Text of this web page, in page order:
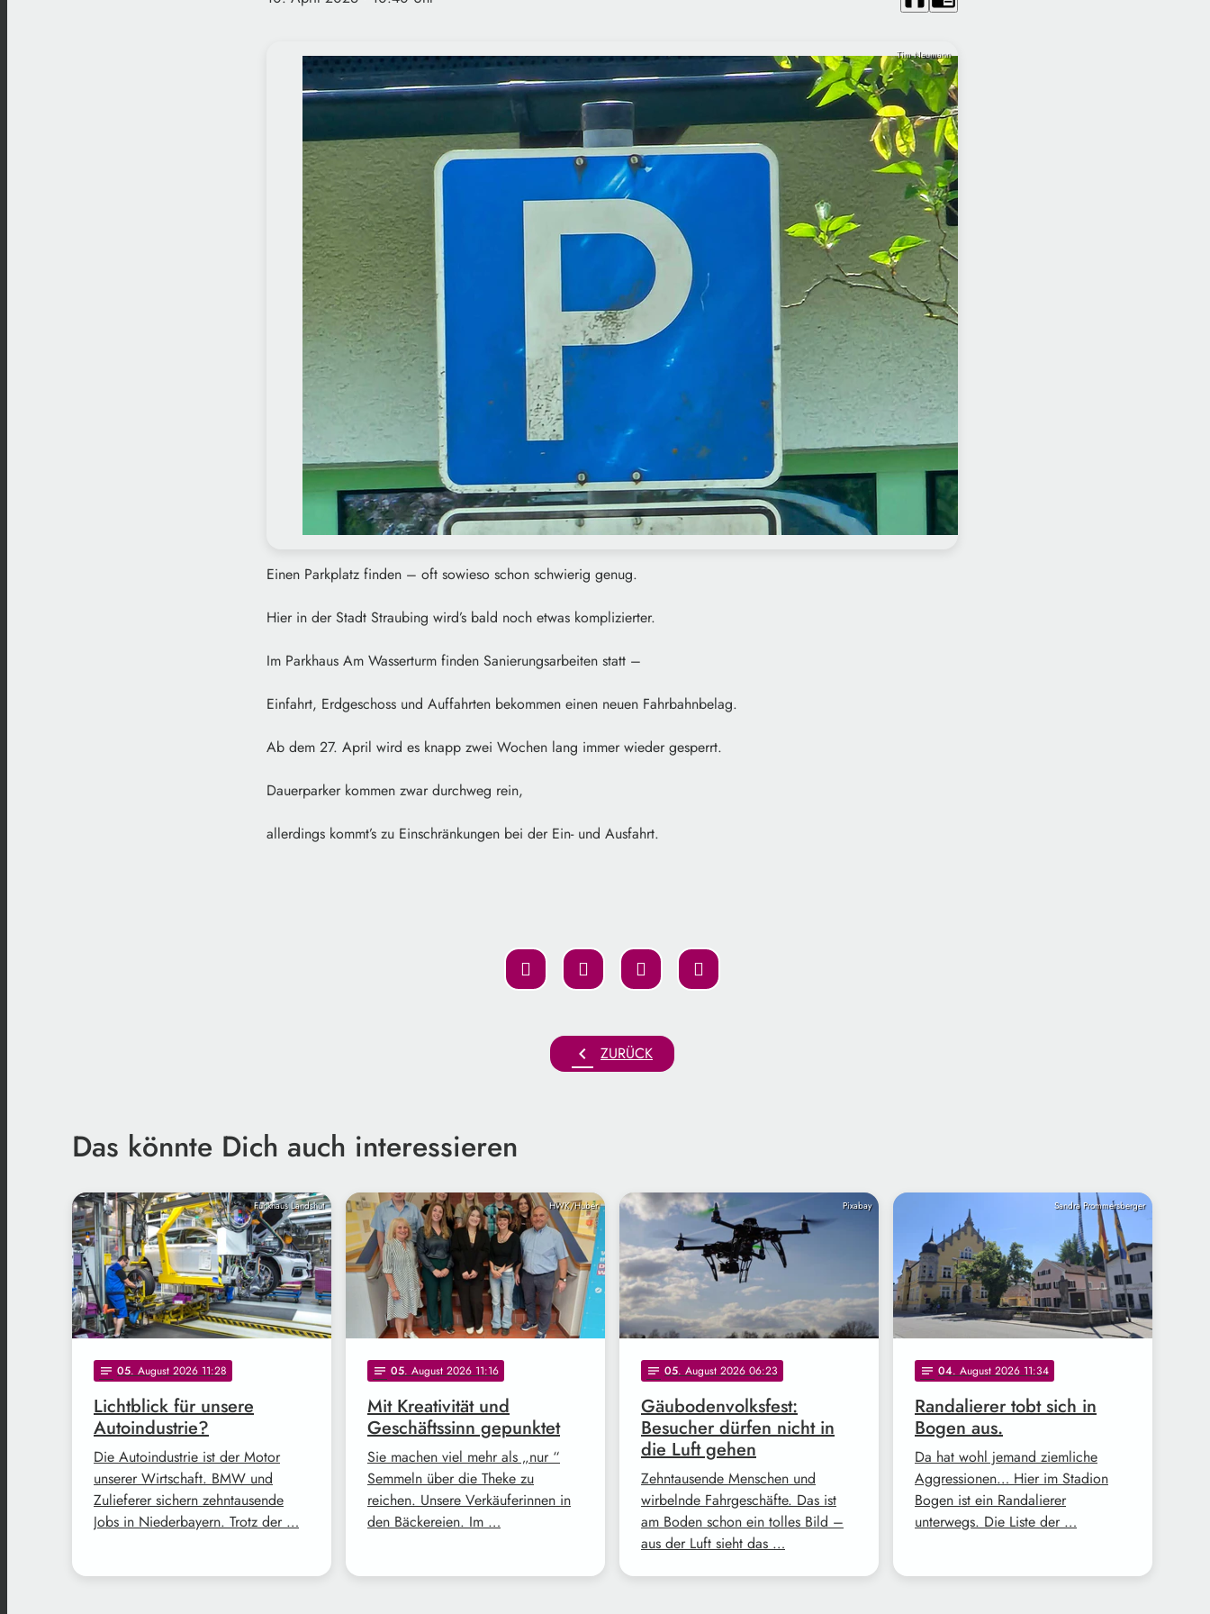
Tim Neumann
Einen Parkplatz finden – oft sowieso schon schwierig genug.
Hier in der Stadt Straubing wird’s bald noch etwas komplizierter.
Im Parkhaus Am Wasserturm finden Sanierungsarbeiten statt –
Einfahrt, Erdgeschoss und Auffahrten bekommen einen neuen Fahrbahnbelag.
Ab dem 27. April wird es knapp zwei Wochen lang immer wieder gesperrt.
Dauerparker kommen zwar durchweg rein,
allerdings kommt’s zu Einschränkungen bei der Ein- und Ausfahrt.
chevron_left ZURÜCK
Das könnte Dich auch interessieren
Funkhaus Landshut
notes 05. August 2026 11:28
Lichtblick für unsere
Autoindustrie?
Die Autoindustrie ist der Motor
unserer Wirtschaft. BMW und
Zulieferer sichern zehntausende
Jobs in Niederbayern. Trotz der …
HWK/Huber
notes 05. August 2026 11:16
Mit Kreativität und
Geschäftssinn gepunktet
Sie machen viel mehr als „nur “
Semmeln über die Theke zu
reichen. Unsere Verkäuferinnen in
den Bäckereien. Im …
Pixabay
notes 05. August 2026 06:23
Gäubodenvolksfest:
Besucher dürfen nicht in
die Luft gehen
Zehntausende Menschen und
wirbelnde Fahrgeschäfte. Das ist
am Boden schon ein tolles Bild –
aus der Luft sieht das …
Sandra Prommersberger
notes 04. August 2026 11:34
Randalierer tobt sich in
Bogen aus.
Da hat wohl jemand ziemliche
Aggressionen… Hier im Stadion
Bogen ist ein Randalierer
unterwegs. Die Liste der …